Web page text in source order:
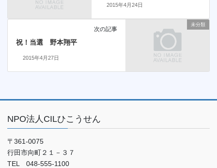
2015年4月24日
未分類
次の記事
祝！当選 野本翔平
2015年4月27日
NPO法人CILひこうせん
〒361-0075
行田市向町２１－３７
TEL 048-555-1100